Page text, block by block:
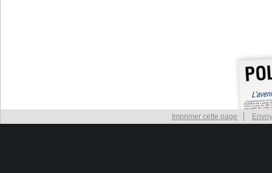
Imprimer cette page